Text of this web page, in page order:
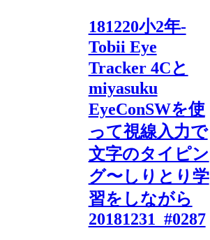
181220小2年-
Tobii Eye
Tracker 4Cと
miyasuku
EyeConSWを使
って視線入力で
文字のタイピン
グ〜しりとり学
習をしながら
20181231_#0287